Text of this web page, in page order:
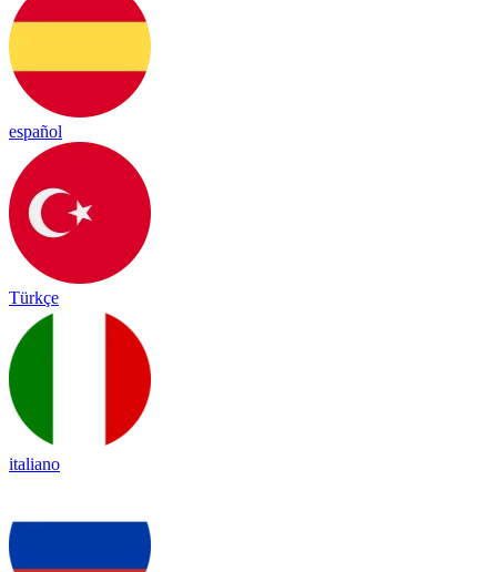
español
Türkçe
italiano